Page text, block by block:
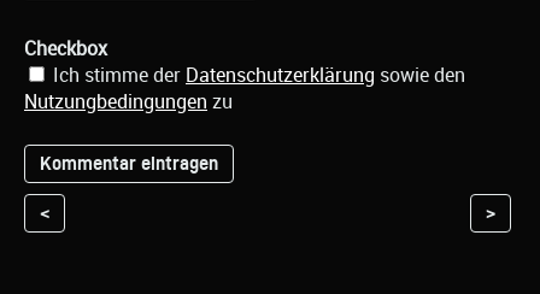
Checkbox
Ich stimme der Datenschutzerklärung sowie den
Nutzungbedingungen zu
< >